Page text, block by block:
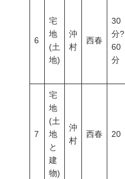
6
宅
地
(土
地)
沖
村
西春
30
分?
60
分
7
宅
地
(土
地
と
建
物)
沖
村
西春 20